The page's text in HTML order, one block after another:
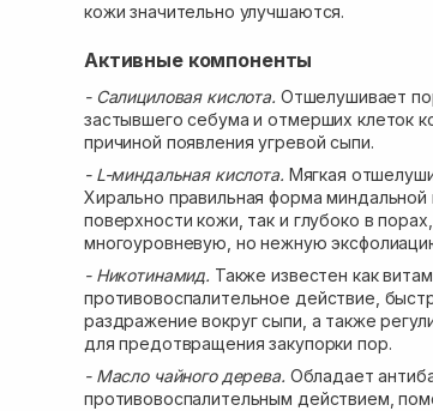
кожи значительно улучшаются.
Активные компоненты
- Салициловая кислота. Отшелушивает
застывшего себума и отмерших клеток
причиной появления угревой сыпи.
- L-миндальная кислота. Мягкая
Хирально правильная форма миндальной
поверхности кожи, так и глубоко в
многоуровневую, но нежную
- Никотинамид. Также известен как
противовоспалительное действие,
раздражение вокруг сыпи, а также
для предотвращения закупорки пор.
- Масло чайного дерева. Обладает
противовоспалительным действием,